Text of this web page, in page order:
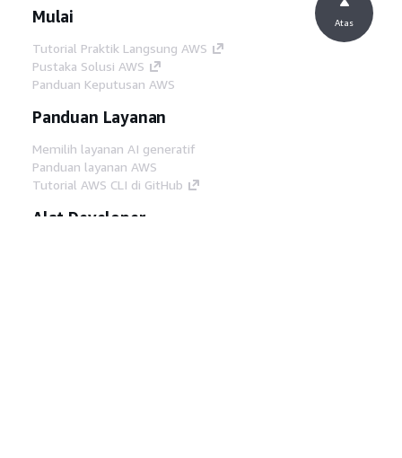
Mulai
Tutorial Praktik Langsung AWS
Pustaka Solusi AWS
Panduan Keputusan AWS
Panduan Layanan
Memilih layanan AI generatif
Panduan layanan AWS
Tutorial AWS CLI di GitHub
Alat Developer
Atas